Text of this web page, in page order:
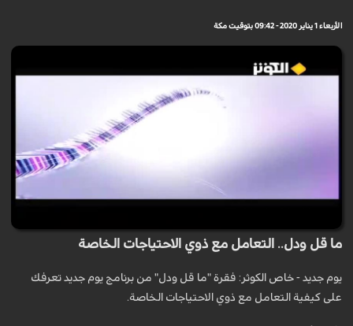
الأربعاء 1 يناير 2020 - 09:42 بتوقيت مكة
ما قل ودل.. التعامل مع ذوي الاحتياجات الخاصة
يوم جديد - خاص الكوثر: فقرة "ما قل ودل" من برنامج يوم جديد تعرفك
على كيفية التعامل مع ذوي الاحتياجات الخاصة.